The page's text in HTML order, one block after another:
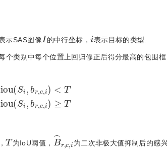
示SAS图像
I
的中行坐标，
i
表示目标的类型.
类别中每个位置上回归修正后得分最高的包围框
,b c ,i) T u( i, br,
T
为IoU阈值，
B⌢ c,
为二次非极大值抑制后的感